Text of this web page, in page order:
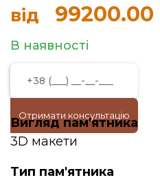
від 99200.00
В наявності
Отримати консультацію
Вигляд пам'ятника
3D макети
Тип пам'ятника